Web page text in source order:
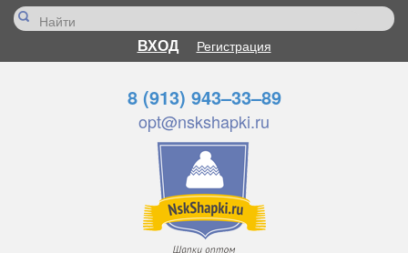
ВХОД Регистрация
8 (913) 943–33–89
opt@nskshapki.ru